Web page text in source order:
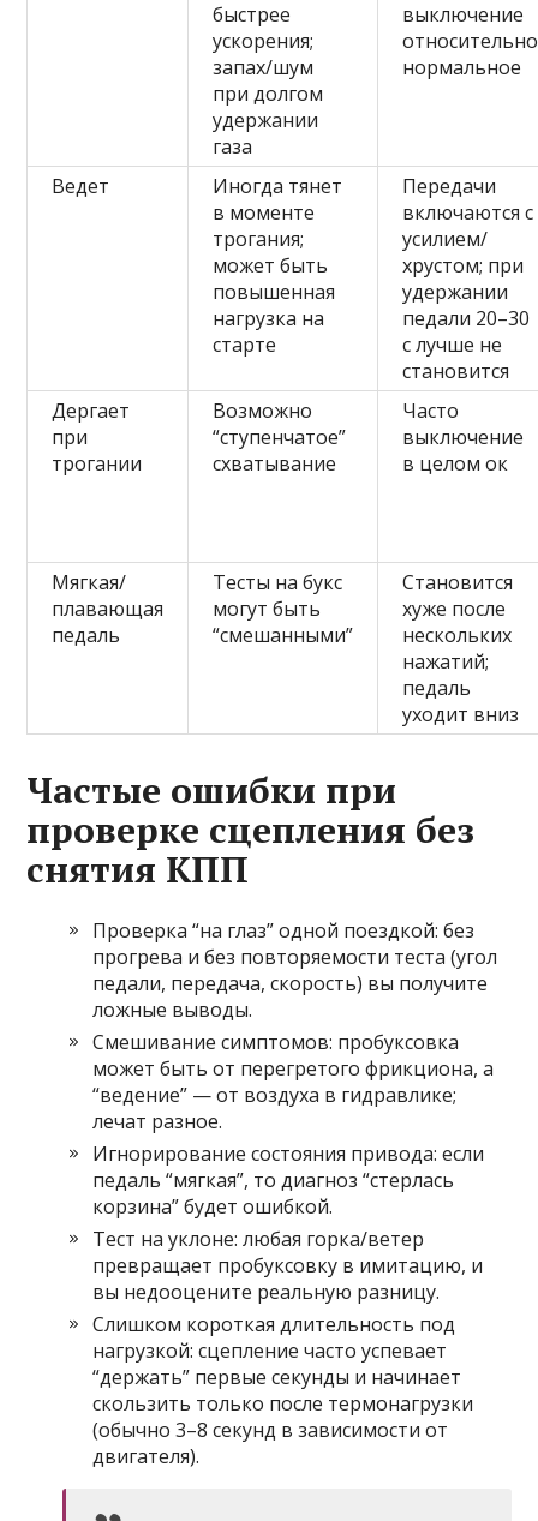
быстрее
ускорения;
запах/шум
при долгом
удержании
газа
выключение
относительно
нормальное
Ведет
Иногда тянет
в моменте
трогания;
может быть
повышенная
нагрузка на
старте
Передачи
включаются с
усилием/
хрустом; при
удержании
педали 20–30
с лучше не
становится
Дергает
при
трогании
Возможно
“ступенчатое”
схватывание
Часто
выключение
в целом ок
Мягкая/
плавающая
педаль
Тесты на букс
могут быть
“смешанными”
Становится
хуже после
нескольких
нажатий;
педаль
уходит вниз
Частые ошибки при
проверке сцепления без
снятия КПП
Проверка “на глаз” одной поездкой: без
прогрева и без повторяемости теста (угол
педали, передача, скорость) вы получите
ложные выводы.
Смешивание симптомов: пробуксовка
может быть от перегретого фрикциона, а
“ведение” — от воздуха в гидравлике;
лечат разное.
Игнорирование состояния привода: если
педаль “мягкая”, то диагноз “стерлась
корзина” будет ошибкой.
Тест на уклоне: любая горка/ветер
превращает пробуксовку в имитацию, и
вы недооцените реальную разницу.
Слишком короткая длительность под
нагрузкой: сцепление часто успевает
“держать” первые секунды и начинает
скользить только после термонагрузки
(обычно 3–8 секунд в зависимости от
двигателя).